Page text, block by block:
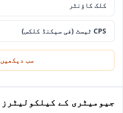
کلک کاؤنٹر
CPS ٹیسٹ (فی سیکنڈ کلکس)
سب دیکھیں
جیومیٹری کے کیلکولیٹرز